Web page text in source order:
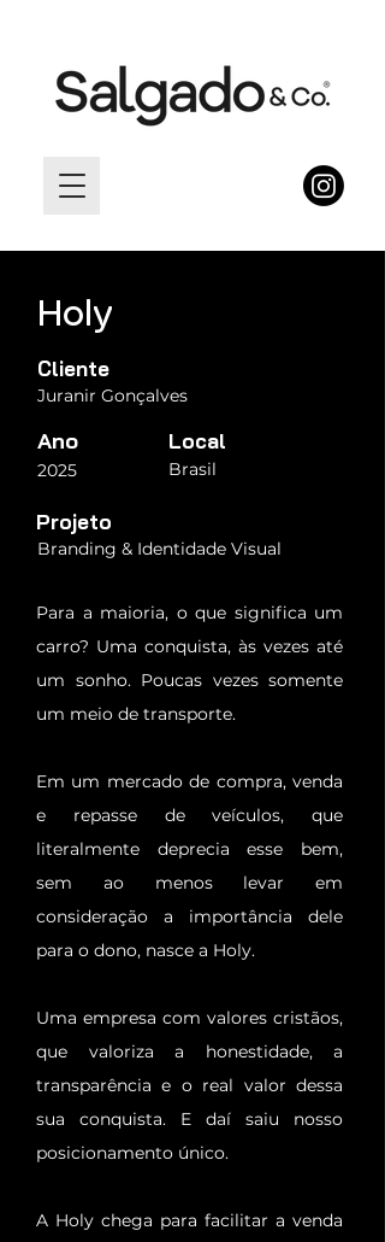
Holy
Cliente
Juranir Gonçalves
Ano
2025
Local
Brasil
Projeto
Branding & Identidade Visual
Para a maioria, o que significa um
carro? Uma conquista, às vezes até
um sonho. Poucas vezes somente
um meio de transporte.
Em um mercado de compra, venda
e repasse de veículos, que
literalmente deprecia esse bem,
sem ao menos levar em
consideração a importância dele
para o dono, nasce a Holy.
Uma empresa com valores cristãos,
que valoriza a honestidade, a
transparência e o real valor dessa
sua conquista. E daí saiu nosso
posicionamento único.
A Holy chega para facilitar a venda